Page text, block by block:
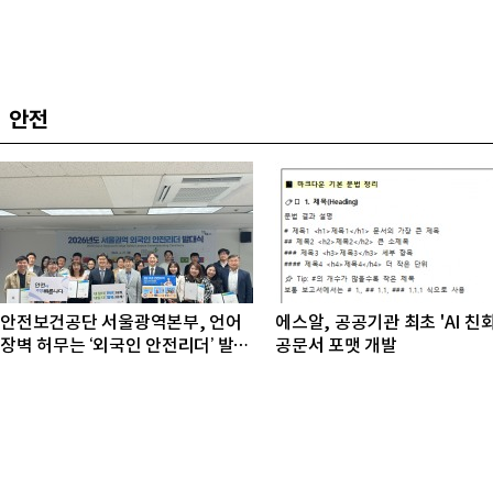
안전
안전보건공단 서울광역본부, 언어
장벽 허무는 ‘외국인 안전리더’ 발대
에스알, 공공기관 최초 'AI 친
공문서 포맷 개발